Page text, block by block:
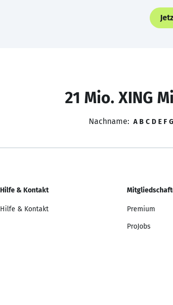
21 Mio. XING
Nachname: A B C D E F G
Hilfe & Kontakt
Hilfe & Kontakt Premium
ProJobs